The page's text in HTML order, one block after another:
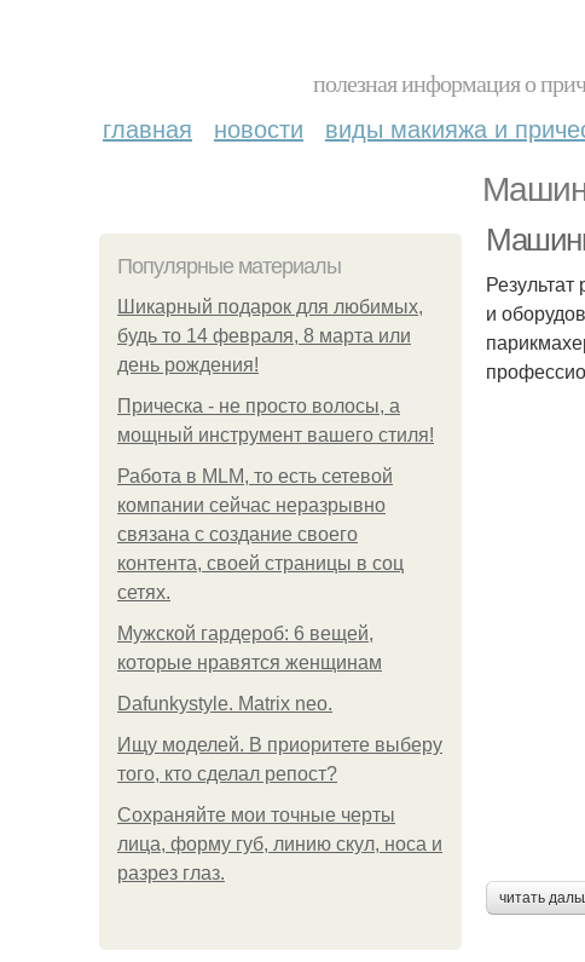
полезная информация о
главная новости виды макияжа и
Популярные материалы
Шикарный подарок для любимых,
будь то 14 февраля, 8 марта или
день рождения!
Прическа - не просто волосы, а
мощный инструмент вашего стиля!
Работа в MLM, то есть сетевой
компании сейчас неразрывно
связана с создание своего
контента, своей страницы в соц
сетях.
Мужской гардероб: 6 вещей,
которые нравятся женщинам
Dafunkystyle. Matrix neo.
Ищу моделей. В приоритете выберу
того, кто сделал репост?
Сохраняйте мои точные черты
лица, форму губ, линию скул, носа и
разрез глаз.
и
читать